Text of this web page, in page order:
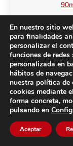
21
En nuestro sitio
para finalidades
personalizar el
funciones de
personalizada en
hábitos de
nuestra política de
cookies mediante
forma concreta,
pulsando en
Aceptar